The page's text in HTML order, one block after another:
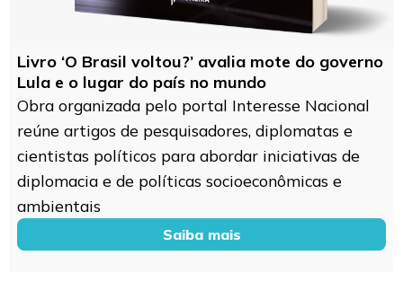
Livro ‘O Brasil voltou?’ avalia mote do governo
Lula e o lugar do país no mundo
Obra organizada pelo portal Interesse Nacional
reúne artigos de pesquisadores, diplomatas e
cientistas políticos para abordar iniciativas de
diplomacia e de políticas socioeconômicas e
ambientais
Saiba mais